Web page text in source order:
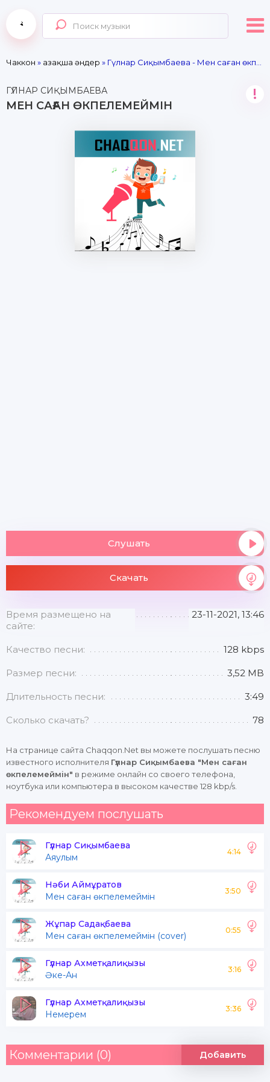
Чаккон » Қазақша әндер » Гүлнар Сиқымбаева - Мен саған өкпелемеймін
ГҮЛНАР СИҚЫМБАЕВА
МЕН САҒАН ӨКПЕЛЕМЕЙМІН
!
Слушать
Скачать
Время размещено на
сайте:
23-11-2021, 13:46
Качество песни: 128 kbps
Размер песни: 3,52 MB
Длительность песни: 3:49
Сколько скачать? 78
На странице сайта Chaqqon.Net вы можете послушать песню
известного исполнителя Гүлнар Сиқымбаева "Мен саған
өкпелемеймін" в режиме онлайн со своего телефона,
ноутбука или компьютера в высоком качестве 128 kbp/s.
Рекомендуем послушать
Гүлнар Сиқымбаева
Аяулым
4:14
Нәби Аймұратов
Мен саған өкпелемеймін
3:50
Жұпар Садақбаева
Мен саған өкпелемеймін (cover)
0:55
Гүлнар Ахметқалиқызы
Әке-Ан
3:16
Гүлнар Ахметқалиқызы
Немерем
3:36
Комментарии (0) Добавить